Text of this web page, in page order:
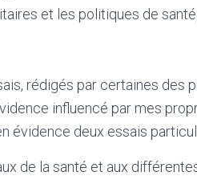
et les politiques de
rédigés par certaines des
influencé par mes
évidence deux essais
de la santé et aux